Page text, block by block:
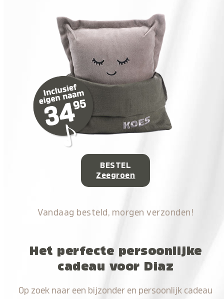
BESTEL
Zeegroen
Vandaag besteld, morgen verzonden!
Het perfecte persoonlijke
cadeau voor Diaz
Op zoek naar een bijzonder en persoonlijk cadeau